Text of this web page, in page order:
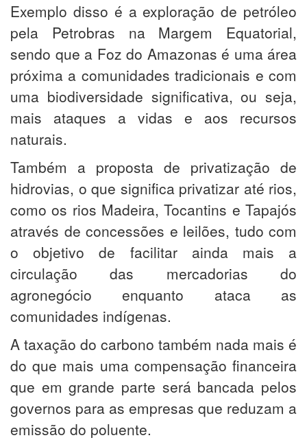
Exemplo disso é a exploração de petróleo
pela Petrobras na Margem Equatorial,
sendo que a Foz do Amazonas é uma área
próxima a comunidades tradicionais e com
uma biodiversidade significativa, ou seja,
mais ataques a vidas e aos recursos
naturais.
Também a proposta de privatização de
hidrovias, o que significa privatizar até rios,
como os rios Madeira, Tocantins e Tapajós
através de concessões e leilões, tudo com
o objetivo de facilitar ainda mais a
circulação das mercadorias do
agronegócio enquanto ataca as
comunidades indígenas.
A taxação do carbono também nada mais é
do que mais uma compensação financeira
que em grande parte será bancada pelos
governos para as empresas que reduzam a
emissão do poluente.